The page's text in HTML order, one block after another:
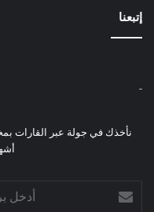
إتبعنا
-
نأخذك في جولة عبر القارات
بريدك